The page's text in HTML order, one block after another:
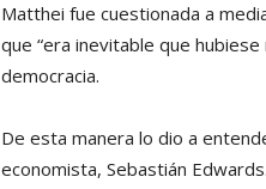
Matthei fue cuestionada a
que “era inevitable que
democracia.
De esta manera lo dio a
economista, Sebastián Edwards.